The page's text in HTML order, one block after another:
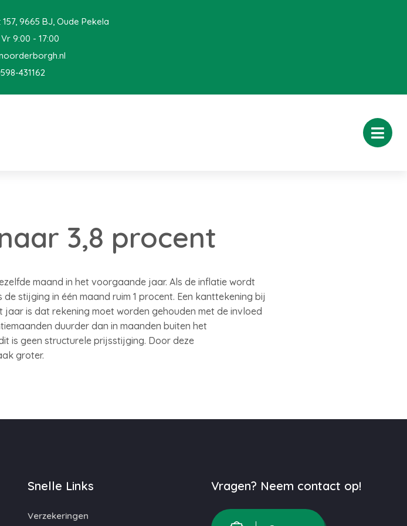
9665 BJ, Oude Pekela
9:00 - 17:00
431162
3,8 procent
maand in het voorgaande jaar. Als de inflatie wordt
stijging in één maand ruim 1 procent. Een kanttekening bij
is dat rekening moet worden gehouden met de invloed
duurder dan in maanden buiten het
is geen structurele prijsstijging. Door deze
groter.
Snelle Links
Verzekeringen
Vragen? Neem contact op!